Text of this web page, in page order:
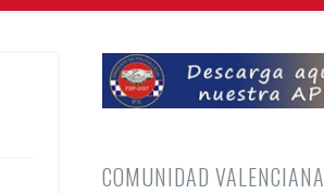
COMUNIDAD VALENCIANA